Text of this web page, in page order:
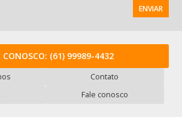
ENVIAR
CONOSCO: (61) 99989-4432
Contato
Fale conosco